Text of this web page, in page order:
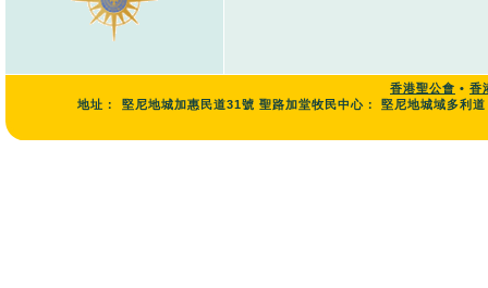
香港聖公會 • 香
地址：
堅尼地城加惠民道31號 聖路加堂牧民中心： 堅尼地城域多利